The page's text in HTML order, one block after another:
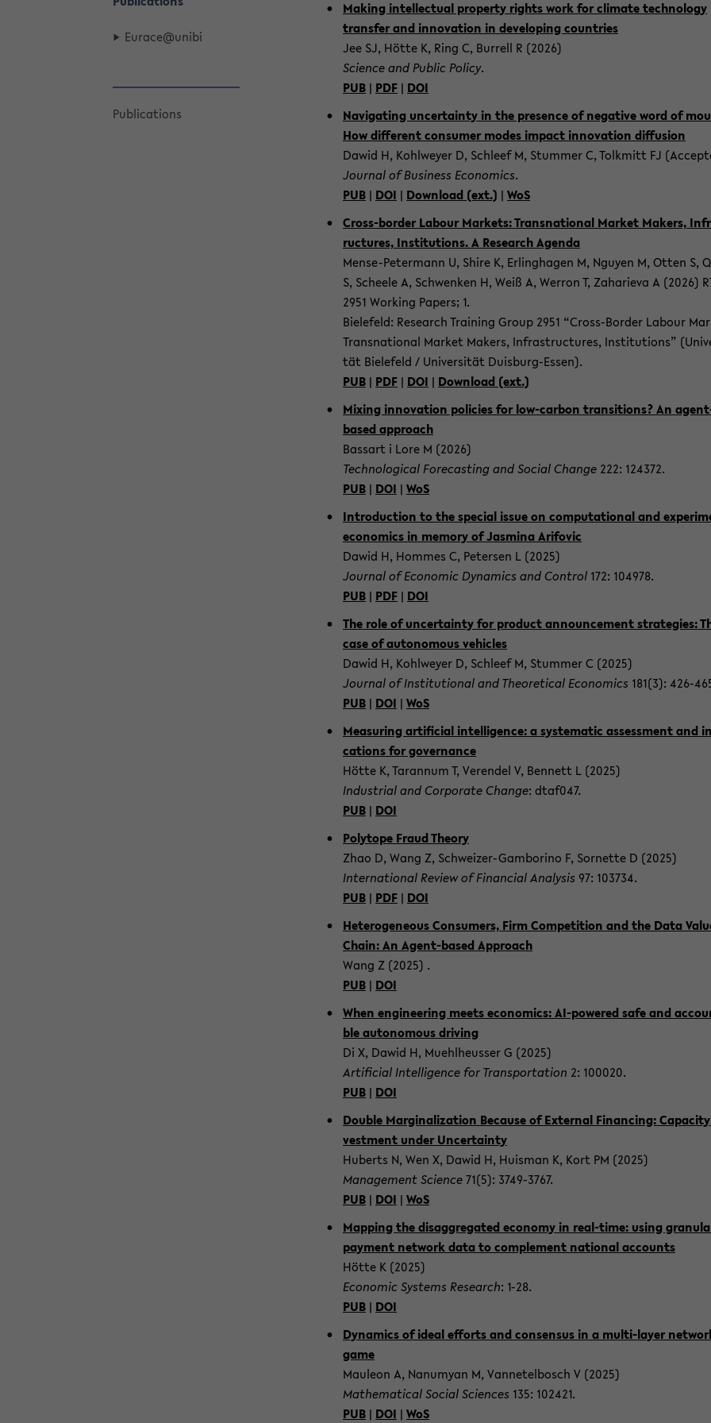
Eu­race@unibi
Pu­bli­ca­ti­ons
Ma­king in­tel­lec­tu­al pro­per­ty rights work for cli­ma­te tech­no­lo­gy
trans­fer and in­no­va­ti­on in de­ve­lo­ping coun­tries
Jee SJ, Hötte K, Ring C, Bur­rell R (2026)
Sci­ence and Pu­blic Po­li­cy.
PUB | PDF | DOI
Na­vi­ga­ting un­cer­tain­ty in the pre­sence of ne­ga­ti­ve word of
How dif­fe­rent con­su­mer modes im­pact in­no­va­ti­on dif­fu­si­on
Dawid H, Kohlw­ey­er D, Schleef M, Stum­mer C, Tolk­mitt FJ
Jour­nal of Busi­ness Eco­no­mics.
PUB | DOI | Down­load (ext.) | WoS
Cross-​border La­bour Mar­kets: Trans­na­tio­nal Mar­ket Ma­kers,
ruc­tu­res, In­sti­tu­ti­ons. A Re­se­arch Agen­da
Mense-​Petermann U, Shire K, Er­ling­ha­gen M, Nguy­en M, Otten S,
S, Schee­le A, Schwen­ken H, Weiß A, Wer­ron T, Za­ha­rie­va A (2026)
2951 Working Pa­pers; 1.
Bie­le­feld: Re­se­arch Trai­ning Group 2951 “Cross-​Border La­bour
Trans­na­tio­nal Mar­ket Ma­kers, In­fra­st­ruc­tu­res, In­sti­tu­ti­ons”
tät Bie­le­feld / Uni­ver­si­tät Duisburg-​Essen).
PUB | PDF | DOI | Down­load (ext.)
Mi­xing in­no­va­ti­on po­li­ci­es for low-​carbon tran­si­ti­ons? An
based ap­proach
Bassart i Lore M (2026)
Tech­no­lo­gi­cal Fo­re­cas­ting and So­cial Chan­ge 222: 124372.
PUB | DOI | WoS
In­tro­duc­tion to the spe­cial issue on com­pu­ta­tio­nal and
eco­no­mics in me­mo­ry of Jas­mi­na Ari­fo­vic
Dawid H, Hom­mes C, Pe­ter­sen L (2025)
Jour­nal of Eco­no­mic Dy­na­mics and Con­trol 172: 104978.
PUB | PDF | DOI
The role of un­cer­tain­ty for pro­duct an­noun­ce­ment stra­te­gies:
case of au­to­no­mous vehi­cles
Dawid H, Kohlw­ey­er D, Schleef M, Stum­mer C (2025)
Jour­nal of In­sti­tu­tio­nal and Theo­re­ti­cal Eco­no­mics 181(3): 426-​
PUB | DOI | WoS
Me­a­su­ring ar­ti­fi­cial in­tel­li­gence: a sys­te­ma­tic as­sess­ment and
ca­ti­ons for go­ver­nan­ce
Hötte K, Ta­ran­num T, Veren­del V, Ben­nett L (2025)
In­dus­tri­al and Cor­po­ra­te Chan­ge: dtaf047.
PUB | DOI
Po­ly­to­pe Fraud Theo­ry
Zhao D, Wang Z, Schweizer-​Gamborino F, Sor­net­te D (2025)
In­ter­na­tio­nal Re­view of Fi­nan­cial Ana­ly­sis 97: 103734.
PUB | PDF | DOI
He­te­ro­ge­ne­ous Con­su­mers, Firm Com­pe­ti­ti­on and the Data
Chain: An Agent-​based Ap­proach
Wang Z (2025) .
PUB | DOI
When en­gi­nee­ring meets eco­no­mics: AI-​powered safe and
ble au­to­no­mous dri­ving
Di X, Dawid H, Muehl­heus­ser G (2025)
Ar­ti­fi­cial In­tel­li­gence for Trans­por­ta­ti­on 2: 100020.
PUB | DOI
Dou­ble Mar­gi­na­liza­ti­on Be­cau­se of Ex­ter­nal Fi­nan­cing:
vest­ment under Un­cer­tain­ty
Hu­berts N, Wen X, Dawid H, Huis­man K, Kort PM (2025)
Ma­nage­ment Sci­ence71(5): 3749-​3767.
PUB | DOI | WoS
Map­ping the dis­ag­gre­ga­ted eco­no­my in real-​time: using
pay­ment net­work data to com­ple­ment na­tio­nal ac­counts
Hötte K (2025)
Eco­no­mic Sys­tems Re­se­arch: 1-28.
PUB | DOI
Dy­na­mics of ideal ef­forts and con­sen­sus in a multi-​layer
game
Mau­le­on A, Na­nu­my­an M, Van­netel­bosch V (2025)
Ma­the­ma­ti­cal So­cial Sci­en­ces 135: 102421.
PUB | DOI | WoS